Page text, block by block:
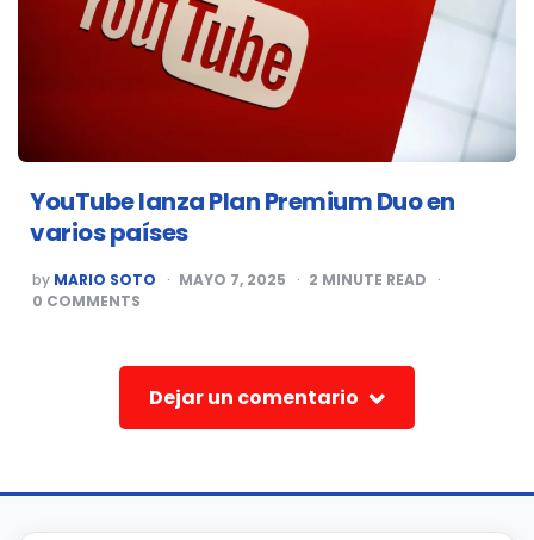
YouTube lanza Plan Premium Duo en
varios países
POSTED
BY
by MARIO SOTO MAYO 7, 2025 2 MINUTE READ
0 COMMENTS
Dejar un comentario